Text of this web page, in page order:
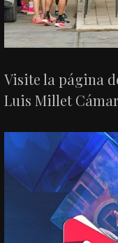
Visite la página
Luis Millet